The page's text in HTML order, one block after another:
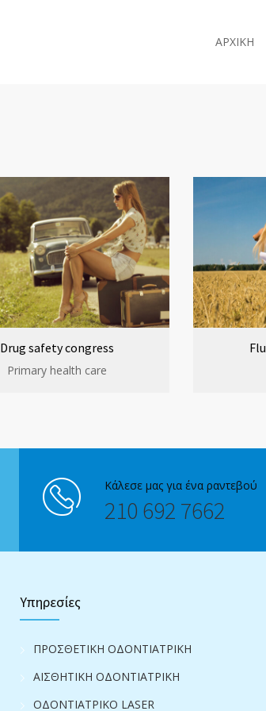
ΑΡΧΙΚΗ
Drug safety congress
Primary health care
Κάλεσε μας για ένα ραντεβού
210 692 7662
Υπηρεσίες
ΠΡΟΣΘΕΤΙΚΗ ΟΔΟΝΤΙΑΤΡΙΚΗ
ΑΙΣΘΗΤΙΚΗ ΟΔΟΝΤΙΑΤΡΙΚΗ
ΟΔΟΝΤΙΑΤΡΙΚΟ LASER